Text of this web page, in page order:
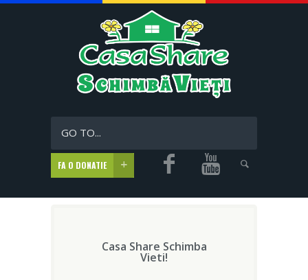
GO TO...
FA O DONATIE
Casa Share Schimba
Vieti!